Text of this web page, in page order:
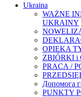
Ukraina
WAŻNE
UKRAINY
OPIEKA
ZBIÓRKI i
PRACA /
Допомога
PUNKTY